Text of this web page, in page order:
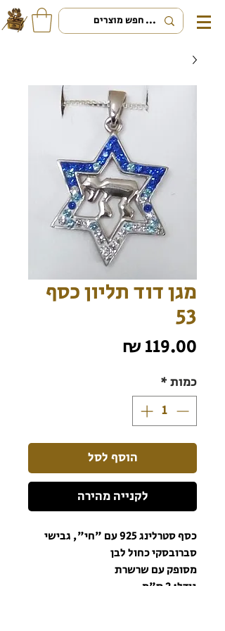
מגן דוד תליון כסף
53
כמות*
הוסף לסל
לקנייה מהירה
כסף סטרלינג 925 עם "חי", גבישי
סברובסקי כחול לבן
מסופק עם שרשרת
גודל: 2 ס"מ